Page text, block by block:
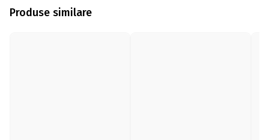
Produse similare